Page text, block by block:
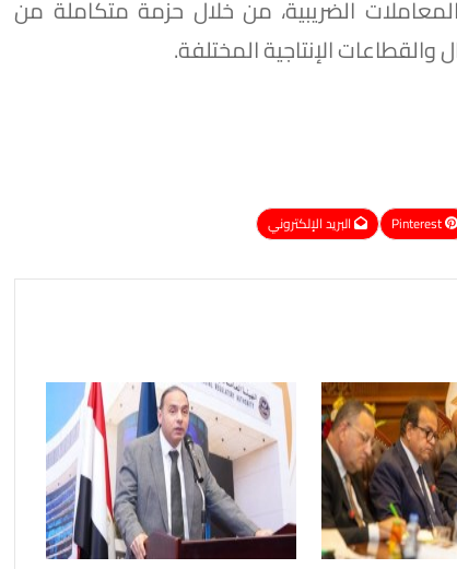
الضريبية، من خلال حزمة متكاملة من
الإنتاجية المختلفة.
Pinterest البريد الإلكتروني